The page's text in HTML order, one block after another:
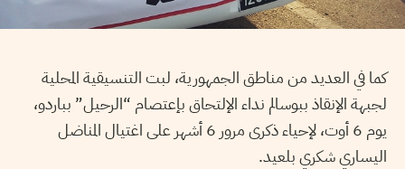
كما في العديد من مناطق الجمهورية، لبت التنسيقية المحلية
لجبهة الإنقاذ ببوسالم نداء الإلتحاق بإعتصام “الرحيل” بباردو،
يوم 6 أوت، لإحياء ذكرى مرور 6 أشهر على اغتيال المناضل
اليساري شكري بلعيد.